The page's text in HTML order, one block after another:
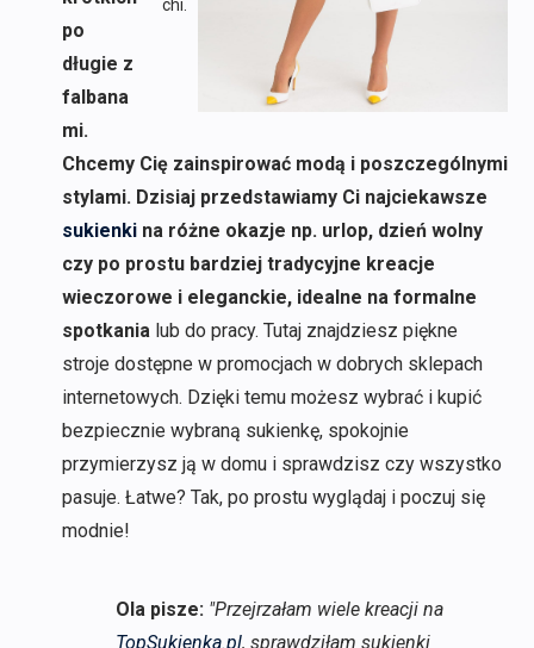
chi.
po
długie z
falbana
mi.
Chcemy Cię zainspirować modą i poszczególnymi
stylami. Dzisiaj przedstawiamy Ci najciekawsze
sukienkina różne okazje np. urlop, dzień wolny
czy po prostu bardziej tradycyjne kreacje
wieczorowe i eleganckie, idealne na formalne
spotkania lub do pracy. Tutaj znajdziesz piękne
stroje dostępne w promocjach w dobrych sklepach
internetowych. Dzięki temu możesz wybrać i kupić
bezpiecznie wybraną sukienkę, spokojnie
przymierzysz ją w domu i sprawdzisz czy wszystko
pasuje. Łatwe? Tak, po prostu wyglądaj i poczuj się
modnie!
Ola pisze: "Przejrzałam wiele kreacji na
TopSukienka.pl, sprawdziłam sukienki